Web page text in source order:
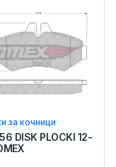
за кочници
DISK PLOCKI 12-